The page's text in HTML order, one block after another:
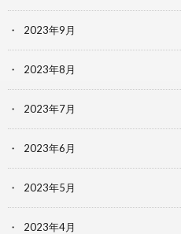
2023年9月
2023年8月
2023年7月
2023年6月
2023年5月
2023年4月